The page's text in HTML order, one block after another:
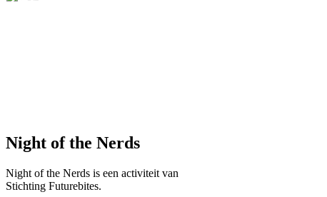
Night of the Nerds
Night of the Nerds is een activiteit van
Stichting Futurebites.